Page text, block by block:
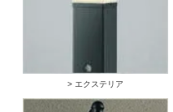
> エクステリア